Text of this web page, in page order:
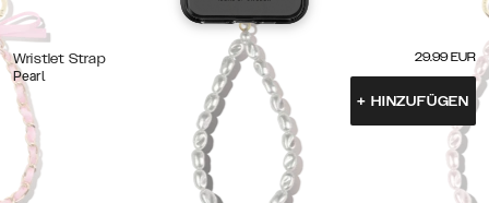
Wristlet Strap
Pearl
29.99 EUR
+ HINZUFÜGEN